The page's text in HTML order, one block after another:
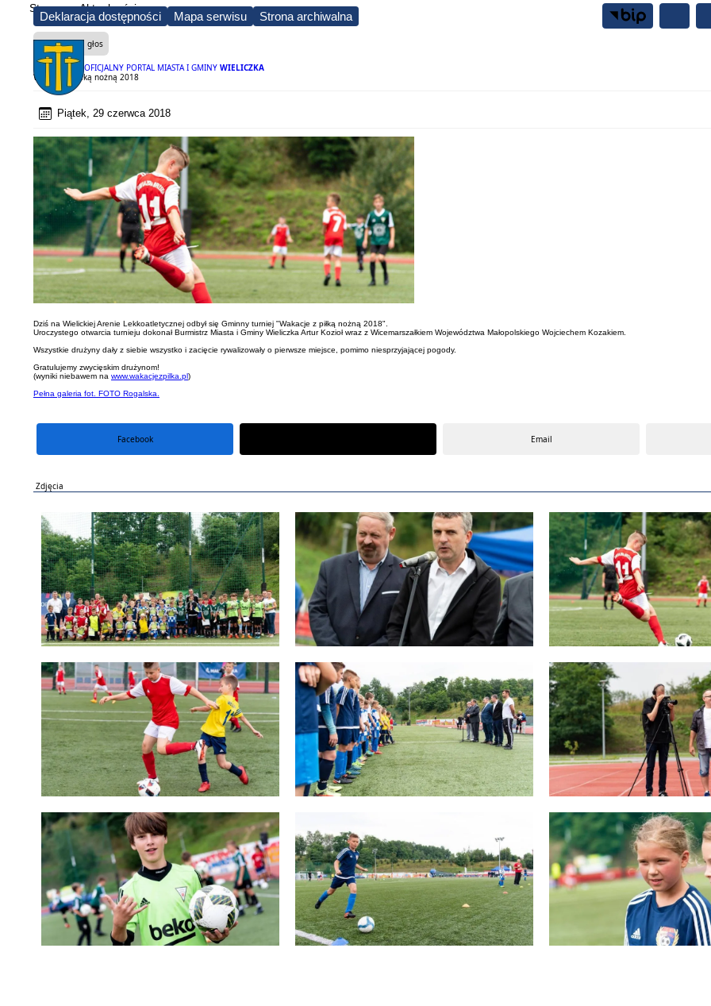
Deklaracja dostępności Mapa serwisu Strona archiwalna
OFICJALNY PORTAL MIASTA I GMINY WIELICZKA
Strona Aktualności
Czytaj na głos
Wakacje z piłką nożną 2018
Piątek, 29 czerwca 2018
Dziś na Wielickiej Arenie Lekkoatletycznej odbył się Gminny turniej "Wakacje z piłką nożną 2018".
Uroczystego otwarcia turnieju dokonał Burmistrz Miasta i Gminy Wieliczka Artur Kozioł wraz z Wicemarszałkiem Województwa Małopolskiego Wojciechem Kozakiem.
Wszystkie drużyny dały z siebie wszystko i zacięcie rywalizowały o pierwsze miejsce, pomimo niesprzyjającej pogody.
Gratulujemy zwycięskim drużynom!
(wyniki niebawem na www.wakacjezpilka.pl)
Pełna galeria fot. FOTO Rogalska.
Facebook Email
Zdjęcia